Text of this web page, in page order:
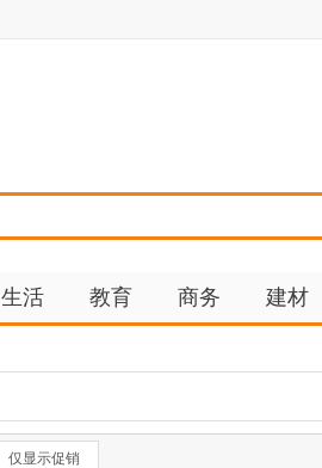
生活 教育 商务 建材
仅显示促销